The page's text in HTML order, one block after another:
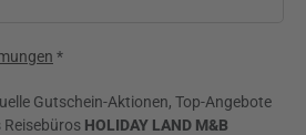
*
Gutschein-Aktionen, Top-Angebote
Reisebüros HOLIDAY LAND M&B